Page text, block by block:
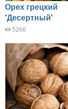
Орех грецкий
'Десертный'
5266